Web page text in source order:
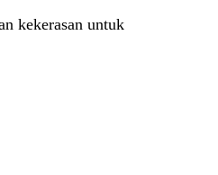
kekerasan untuk